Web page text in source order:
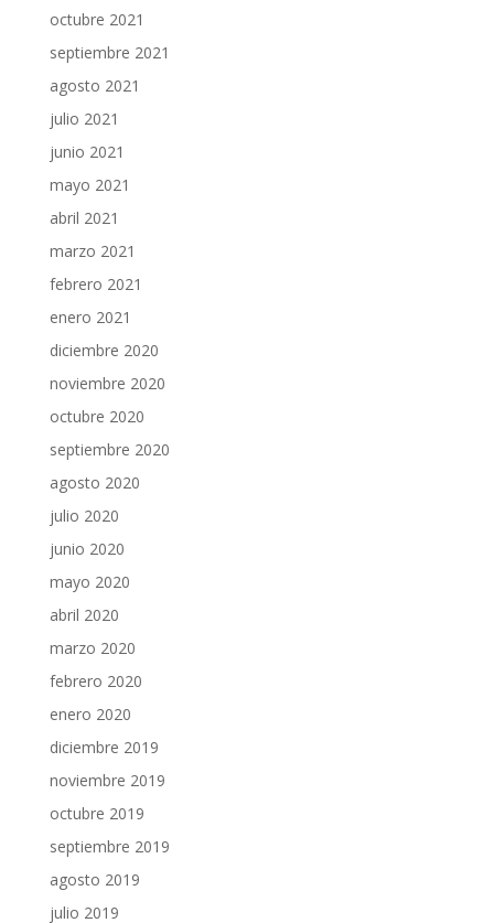
octubre 2021
septiembre 2021
agosto 2021
julio 2021
junio 2021
mayo 2021
abril 2021
marzo 2021
febrero 2021
enero 2021
diciembre 2020
noviembre 2020
octubre 2020
septiembre 2020
agosto 2020
julio 2020
junio 2020
mayo 2020
abril 2020
marzo 2020
febrero 2020
enero 2020
diciembre 2019
noviembre 2019
octubre 2019
septiembre 2019
agosto 2019
julio 2019